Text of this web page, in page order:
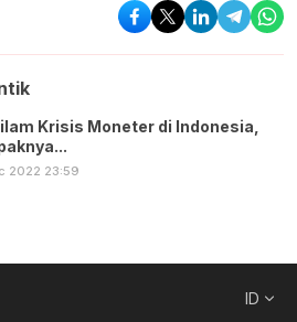
Krisis Moneter di Indonesia,
2022 23:59
ID